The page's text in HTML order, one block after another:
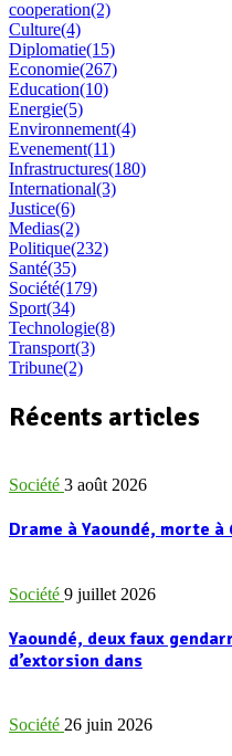
cooperation(2)
Culture(4)
Diplomatie(15)
Economie(267)
Education(10)
Energie(5)
Environnement(4)
Evenement(11)
Infrastructures(180)
International(3)
Justice(6)
Medias(2)
Politique(232)
Santé(35)
Société(179)
Sport(34)
Technologie(8)
Transport(3)
Tribune(2)
Récents articles
Société 3 août 2026
Drame à Yaoundé, morte
Société 9 juillet 2026
Yaoundé, deux faux
d’extorsion dans
Société 26 juin 2026